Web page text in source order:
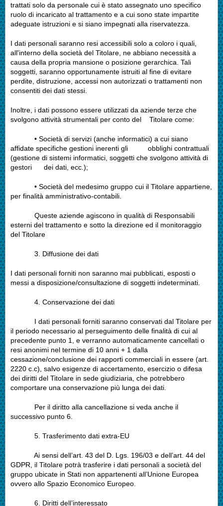
trattati solo da personale cui è stato assegnato uno specifico
ruolo di incaricato al trattamento e a cui sono state impartite
adeguate istruzioni e si siano impegnati alla riservatezza.
I dati personali saranno resi accessibili solo a coloro i quali,
all'interno della società del Titolare, ne abbiano necessità a
causa della propria mansione o posizione gerarchica. Tali
soggetti, saranno opportunamente istruiti al fine di evitare
perdite, distruzione, accessi non autorizzati o trattamenti non
consentiti dei dati stessi.
Inoltre, i dati possono essere utilizzati da aziende terze che
svolgono attività strumentali per conto del Titolare come:
• Società di servizi (anche informatici) a cui siano
affidate specifiche gestioni inerenti gli obblighi contrattuali
(gestione di sistemi informatici, soggetti che svolgono attività di
gestori dei dati, ecc.);
• Società del medesimo gruppo cui il Titolare appartiene,
per finalità amministrativo-contabili.
Queste aziende agiscono in qualità di Responsabili
esterni del trattamento e sotto la direzione ed il monitoraggio
del Titolare
3. Diffusione dei dati
I dati personali forniti non saranno mai pubblicati, esposti o
messi a disposizione/consultazione di soggetti indeterminati.
4. Conservazione dei dati
I dati personali forniti saranno conservati dal Titolare per
il periodo necessario al perseguimento delle finalità di cui al
precedente punto 1, e verranno automaticamente cancellati o
resi anonimi nel termine di 10 anni + 1 dalla
cessazione/conclusione dei rapporti commerciali in essere (art.
2220 c.c), salvo esigenze di accertamento, esercizio o difesa
dei diritti del Titolare in sede giudiziaria, che potrebbero
comportare una conservazione più lunga dei dati.
Per il diritto alla cancellazione si veda anche il
successivo punto 6.
5. Trasferimento dati extra-EU
Ai sensi dell’art. 43 del D. Lgs. 196/03 e dell’art. 44 del
GDPR, il Titolare potrà trasferire i dati personali a società del
gruppo ubicate in Stati non appartenenti all’Unione Europea
ovvero allo Spazio Economico Europeo.
6. Diritti dell’interessato